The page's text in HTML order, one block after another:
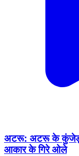
अटरू: अटरू के कुंजेड़
आकार के गिरे ओले